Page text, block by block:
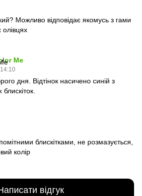
Можливо відповідає якомусь з гами
олівцях
Me
дня. Відтінок насичено синій з
блискітками, не розмазується,
колір
відгук